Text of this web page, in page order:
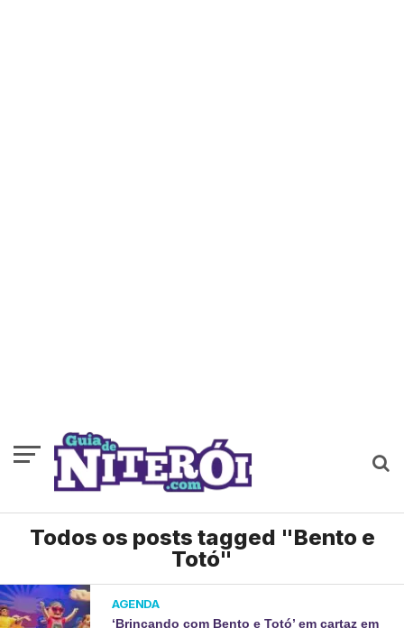
Todos os posts tagged "Bento e
Totó"
AGENDA
‘Brincando com Bento e Totó’ em cartaz em